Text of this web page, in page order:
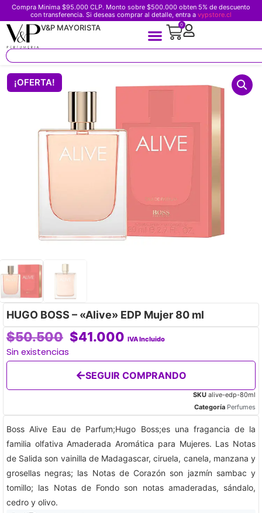
Compra Minima $95.000 CLP. Monto sobre $500.000 obten 5% de descuento
con transferencia. Si deseas comprar al detalle, entra a vypstore.cl
V&P MAYORISTA 0
¡OFERTA!
HUGO BOSS – «Alive» EDP Mujer 80 ml
$50.500 $41.000 IVA Incluido
Sin existencias
SEGUIR COMPRANDO
SKU alive-edp-80ml
Categoría Perfumes
Boss Alive Eau de Parfum;Hugo Boss;es una fragancia de la
familia olfativa Amaderada Aromática para Mujeres. Las Notas
de Salida son vainilla de Madagascar, ciruela, canela, manzana y
grosellas negras; las Notas de Corazón son jazmín sambac y
tomillo; las Notas de Fondo son notas amaderadas, sándalo,
cedro y olivo.